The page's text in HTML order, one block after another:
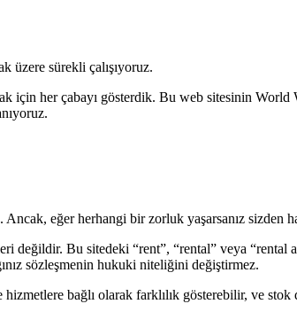
üzere sürekli çalışıyoruz.
için her çabayı gösterdik. Bu web sitesinin
eğer herhangi bir zorluk yaşarsanız
değildir. Bu sitedeki “rent”, “rental” veya “rental
sözleşmenin hukuki niteliğini değiştirmez.
bağlı olarak farklılık gösterebilir, ve